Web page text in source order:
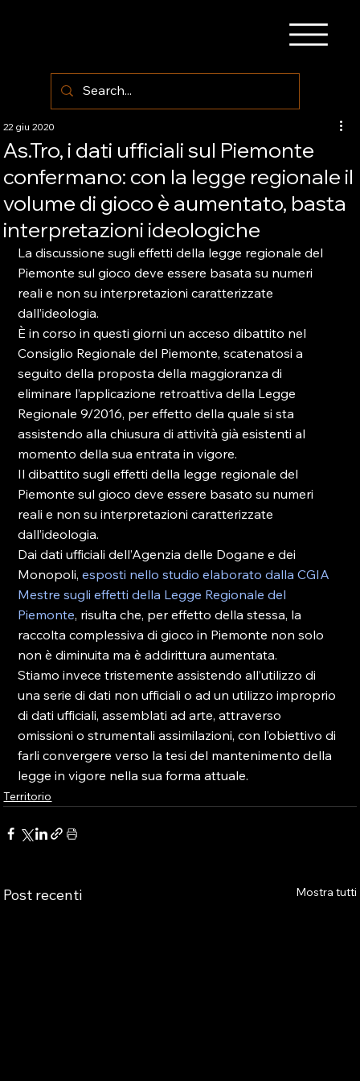
As.Tro, i dati ufficiali sul Piemonte
confermano: con la legge regionale il
volume di gioco è aumentato, basta
interpretazioni ideologiche
22 giu 2020
La discussione sugli effetti della legge regionale del
Piemonte sul gioco deve essere basata su numeri
reali e non su interpretazioni caratterizzate
dall’ideologia.
È in corso in questi giorni un acceso dibattito nel
Consiglio Regionale del Piemonte, scatenatosi a
seguito della proposta della maggioranza di
eliminare l’applicazione retroattiva della Legge
Regionale 9/2016, per effetto della quale si sta
assistendo alla chiusura di attività già esistenti al
momento della sua entrata in vigore.
Il dibattito sugli effetti della legge regionale del
Piemonte sul gioco deve essere basato su numeri
reali e non su interpretazioni caratterizzate
dall’ideologia.
Dai dati ufficiali dell’Agenzia delle Dogane e dei
Monopoli, esposti nello studio elaborato dalla CGIA
Mestre sugli effetti della Legge Regionale del
Piemonte, risulta che, per effetto della stessa, la
raccolta complessiva di gioco in Piemonte non solo
non è diminuita ma è addirittura aumentata.
Stiamo invece tristemente assistendo all’utilizzo di
una serie di dati non ufficiali o ad un utilizzo improprio
di dati ufficiali, assemblati ad arte, attraverso
omissioni o strumentali assimilazioni, con l’obiettivo di
farli convergere verso la tesi del mantenimento della
legge in vigore nella sua forma attuale.
Territorio
Post recenti Mostra tutti